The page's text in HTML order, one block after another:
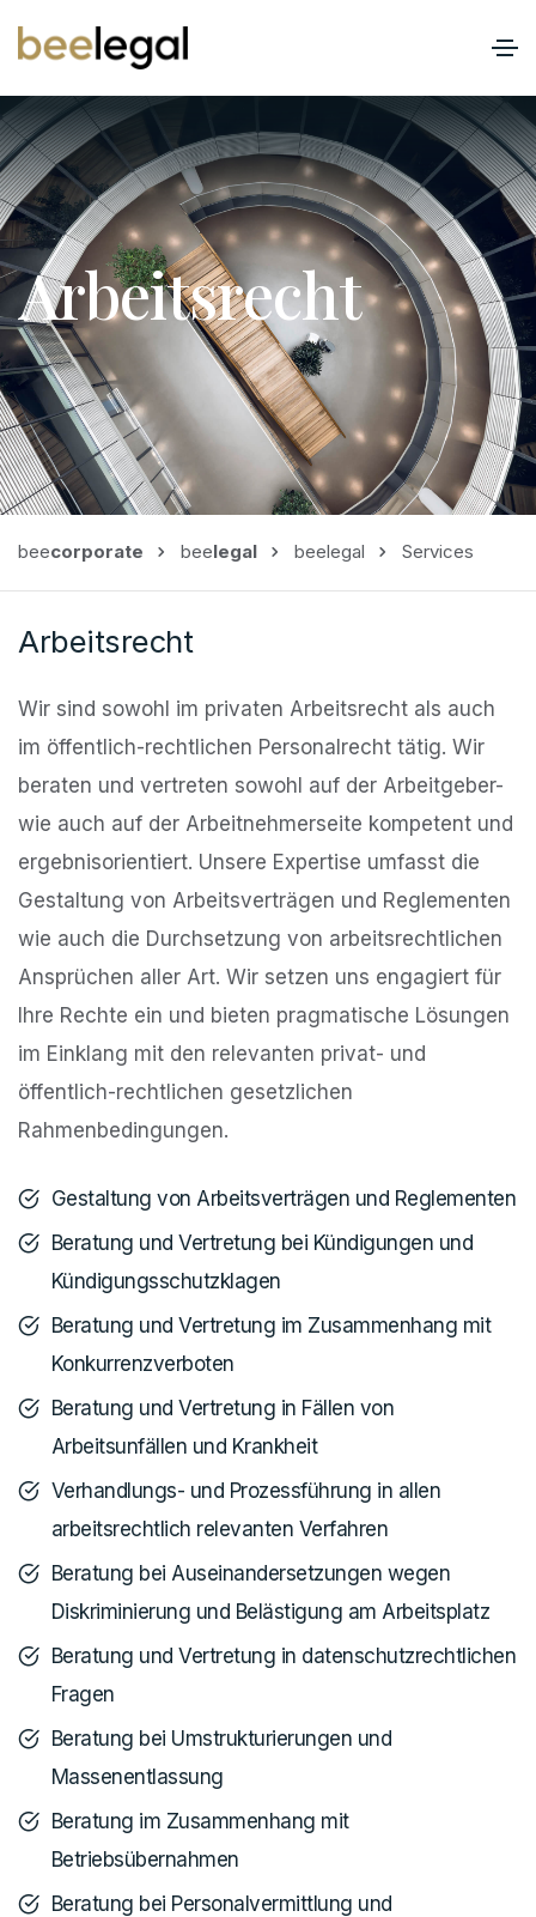
Arbeitsrecht
beecorporate beelegal beelegal Services
Arbeitsrecht
Wir sind sowohl im privaten Arbeitsrecht als auch
im öffentlich-rechtlichen Personalrecht tätig. Wir
beraten und vertreten sowohl auf der Arbeitgeber-
wie auch auf der Arbeitnehmerseite kompetent und
ergebnisorientiert. Unsere Expertise umfasst die
Gestaltung von Arbeitsverträgen und Reglementen
wie auch die Durchsetzung von arbeitsrechtlichen
Ansprüchen aller Art. Wir setzen uns engagiert für
Ihre Rechte ein und bieten pragmatische Lösungen
im Einklang mit den relevanten privat- und
öffentlich-rechtlichen gesetzlichen
Rahmenbedingungen.
Gestaltung von Arbeitsverträgen und Reglementen
Beratung und Vertretung bei Kündigungen und
Kündigungsschutzklagen
Beratung und Vertretung im Zusammenhang mit
Konkurrenzverboten
Beratung und Vertretung in Fällen von
Arbeitsunfällen und Krankheit
Verhandlungs- und Prozessführung in allen
arbeitsrechtlich relevanten Verfahren
Beratung bei Auseinandersetzungen wegen
Diskriminierung und Belästigung am Arbeitsplatz
Beratung und Vertretung in datenschutzrechtlichen
Fragen
Beratung bei Umstrukturierungen und
Massenentlassung
Beratung im Zusammenhang mit
Betriebsübernahmen
Beratung bei Personalvermittlung und